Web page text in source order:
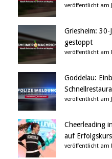
veröffentlicht am
Griesheim: 30-
gestoppt
veröffentlicht am
Goddelau:
veröffentlicht am
Cheerleading
auf Erfolgskurs
veröffentlicht am